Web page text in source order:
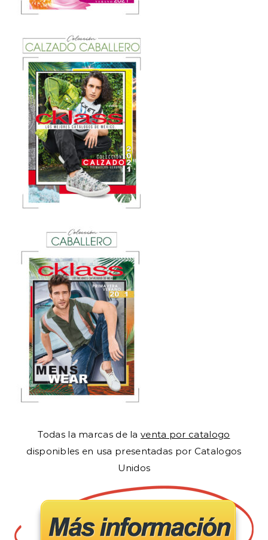
Todas la marcas de laventa por catalogo
disponibles en usa presentadas por Catalogos
Unidos